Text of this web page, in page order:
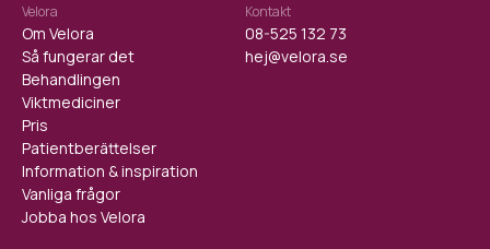
Velora
Om Velora
Så fungerar det
Behandlingen
Viktmediciner
Pris
Patientberättelser
Information & inspiration
Vanliga frågor
Jobba hos Velora
Kontakt
08-525 132 73
hej@velora.se